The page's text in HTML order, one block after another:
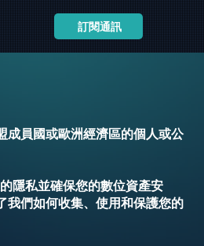
訂閱通訊
成員國或歐洲經濟區的個人或公
隱私並確保您的數位資產安
我們如何收集、使用和保護您的